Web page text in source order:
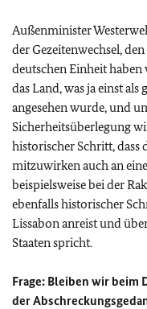
Außenminister
der Gezeitenwechsel,
deutschen Einheit haben
das Land, was ja einst
angesehen wurde, und
Sicherheitsüberlegung
historischer Schritt, dass
mitzuwirken auch an
beispielsweise bei der
ebenfalls historischer
Lissabon anreist und
Staaten spricht.
Frage: Bleiben wir beim
der